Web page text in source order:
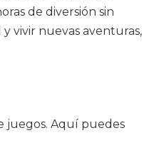
de diversión sin
vivir nuevas aventuras,
juegos. Aquí puedes